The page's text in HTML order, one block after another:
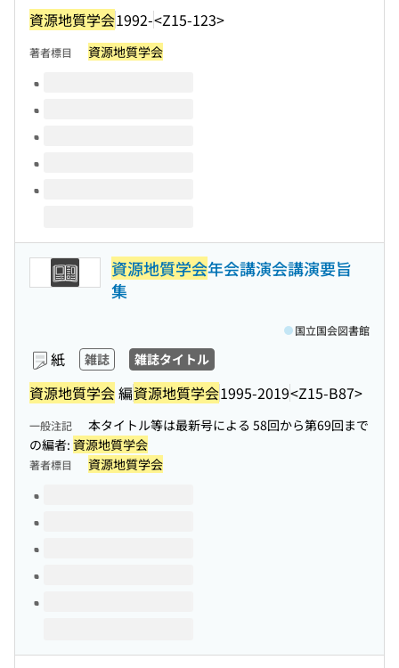
資源地質学会1992-<Z15-123>
著者標目 資源地質学会
このタイトルの巻号
資源地質学会年会講演会講演要旨
集
紙 雑誌 雑誌タイトル
資源地質学会編資源地質学会1995-2019<Z15-B87>
国立国会図書館
一般注記
本タイトル等は最新号による 58回から第69回まで
の編者: 資源地質学会
著者標目 資源地質学会
このタイトルの巻号